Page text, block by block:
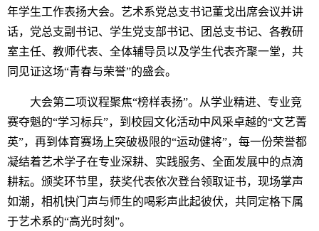
年学生工作表扬大会。艺术系党总支书记董戈出席会议并讲
话，党总支副书记、学生党支部书记、团总支书记、各教研
室主任、教师代表、全体辅导员以及学生代表齐聚一堂，共
同见证这场“青春与荣誉”的盛会。
大会第二项议程聚焦“榜样表扬”。从学业精进、专业竞
赛夺魁的“学习标兵”，到校园文化活动中风采卓越的“文艺菁
英”，再到体育赛场上突破极限的“运动健将”，每一份荣誉都
凝结着艺术学子在专业深耕、实践服务、全面发展中的点滴
耕耘。颁奖环节里，获奖代表依次登台领取证书，现场掌声
如潮，相机快门声与师生的喝彩声此起彼伏，共同定格下属
于艺术系的“高光时刻”。